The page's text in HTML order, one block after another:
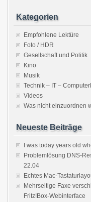
Kategorien
Empfohlene Lektüre
Foto / HDR
Gesellschaft und Politik
Kino
Musik
Technik – IT –
Videos
Was nicht einzuordnen
Neueste Beiträge
I was today years old
Problemlösung DNS-
22.04
Echtes Mac-
Mehrseitige Faxe
Fritz!Box-Webinterface